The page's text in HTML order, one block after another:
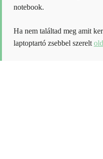
notebook.
Ha nem találtad meg amit
laptoptartó zsebbel szerelt